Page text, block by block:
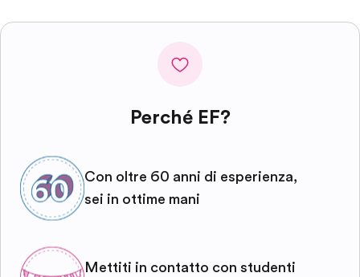
Perché EF?
Con oltre 60 anni di esperienza,
sei in ottime mani
Mettiti in contatto con studenti